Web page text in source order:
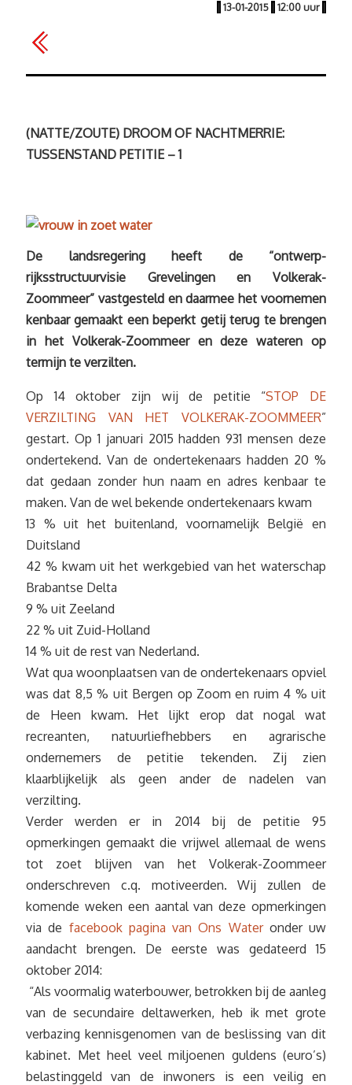
| 13-01-2015 | 12:00 uur |
(NATTE/ZOUTE) DROOM OF NACHTMERRIE:
TUSSENSTAND PETITIE – 1
De landsregering heeft de “ontwerp-
rijksstructuurvisie Grevelingen en Volkerak-
Zoommeer” vastgesteld en daarmee het voornemen
kenbaar gemaakt een beperkt getij terug te brengen
in het Volkerak-Zoommeer en deze wateren op
termijn te verzilten.
Op 14 oktober zijn wij de petitie “STOP DE
VERZILTING VAN HET VOLKERAK-ZOOMMEER”
gestart. Op 1 januari 2015 hadden 931 mensen deze
ondertekend. Van de ondertekenaars hadden 20 %
dat gedaan zonder hun naam en adres kenbaar te
maken. Van de wel bekende ondertekenaars kwam
13 % uit het buitenland, voornamelijk België en
Duitsland
42 % kwam uit het werkgebied van het waterschap
Brabantse Delta
9 % uit Zeeland
22 % uit Zuid-Holland
14 % uit de rest van Nederland.
Wat qua woonplaatsen van de ondertekenaars opviel
was dat 8,5 % uit Bergen op Zoom en ruim 4 % uit
de Heen kwam. Het lijkt erop dat nogal wat
recreanten, natuurliefhebbers en agrarische
ondernemers de petitie tekenden. Zij zien
klaarblijkelijk als geen ander de nadelen van
verzilting.
Verder werden er in 2014 bij de petitie 95
opmerkingen gemaakt die vrijwel allemaal de wens
tot zoet blijven van het Volkerak-Zoommeer
onderschreven c.q. motiveerden. Wij zullen de
komende weken een aantal van deze opmerkingen
via de facebook pagina van Ons Wateronder uw
aandacht brengen. De eerste was gedateerd 15
oktober 2014:
“Als voormalig waterbouwer, betrokken bij de aanleg
van de secundaire deltawerken, heb ik met grote
verbazing kennisgenomen van de beslissing van dit
kabinet. Met heel veel miljoenen guldens (euro’s)
belastinggeld van de inwoners is een veilig en